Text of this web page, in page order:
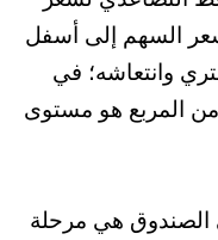
السهم إلى أسفل
وانتعاشه؛ في
المربع هو مستوى
الصندوق هي مرحلة